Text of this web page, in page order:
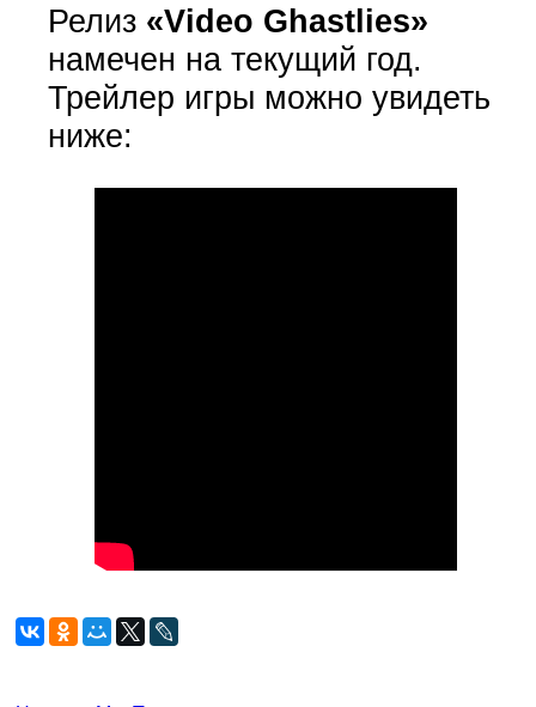
Релиз «Video Ghastlies»
намечен на текущий год.
Трейлер игры можно увидеть
ниже: